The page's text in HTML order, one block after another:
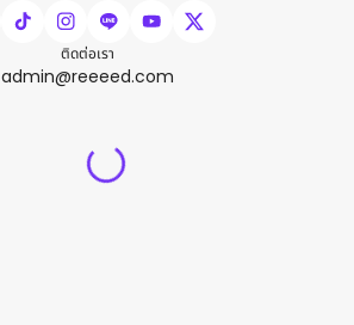
ติดต่อเรา
admin@reeeed.com